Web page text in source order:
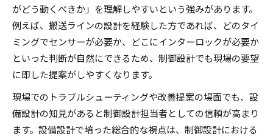
がどう動くべきか」を理解しやすいという強みがあります。
例えば、搬送ラインの設計を経験した方であれば、どのタイ
ミングでセンサーが必要か、どこにインターロックが必要か
といった判断が自然にできるため、制御設計でも現場の要望
に即した提案がしやすくなります。
現場でのトラブルシューティングや改善提案の場面でも、設
備設計の知見があると制御設計担当者としての信頼が高まり
ます。設備設計で培った総合的な視点は、制御設計における